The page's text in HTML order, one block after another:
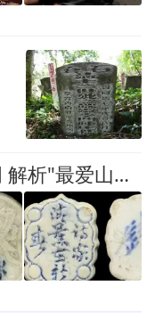
鉴赏 | 谈瓷币与墨盒诗词 解析"最爱山阴道士鹅"出处